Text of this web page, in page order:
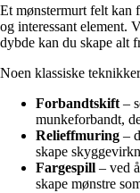
Et mønstermurt felt kan
og interessant element.
dybde kan du skape alt
Noen klassiske
Forbandtskift –
munkeforbandt,
Relieffmuring –
skape
Fargespill – ved
skape mønstre